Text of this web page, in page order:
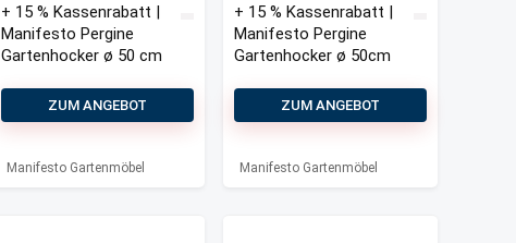
+ 15 % Kassenrabatt |
Manifesto Pergine
Gartenhocker ø 50 cm
ZUM ANGEBOT
Manifesto Gartenmöbel
+ 15 % Kassenrabatt |
Manifesto Pergine
Gartenhocker ø 50cm
ZUM ANGEBOT
Manifesto Gartenmöbel